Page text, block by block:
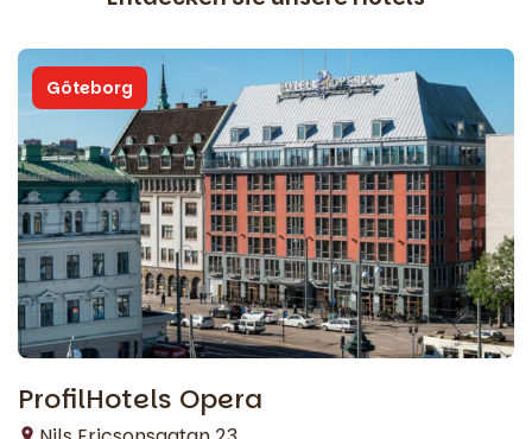
Göteborg
ProfilHotels Opera